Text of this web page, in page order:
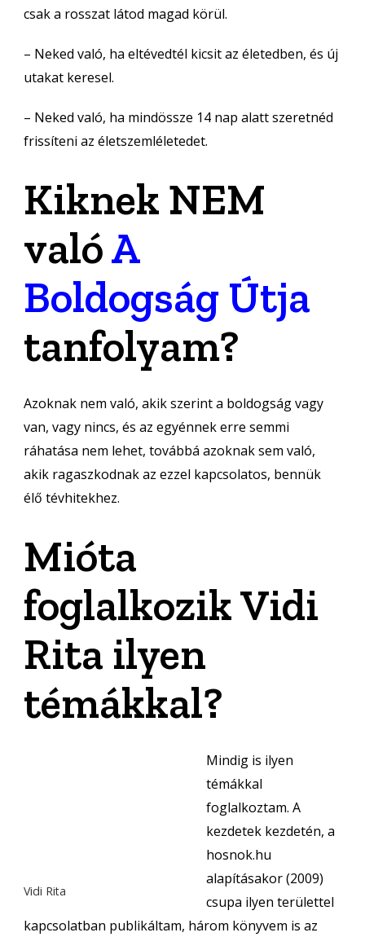
csak a rosszat látod magad körül.
– Neked való, ha eltévedtél kicsit az életedben, és új
utakat keresel.
– Neked való, ha mindössze 14 nap alatt szeretnéd
frissíteni az életszemléletedet.
Kiknek NEM
valóA
Boldogság Útja
tanfolyam?
Azoknak nem való, akik szerint a boldogság vagy
van, vagy nincs, és az egyénnek erre semmi
ráhatása nem lehet, továbbá azoknak sem való,
akik ragaszkodnak az ezzel kapcsolatos, bennük
élő tévhitekhez.
Mióta
foglalkozik Vidi
Rita ilyen
témákkal?
Vidi Rita
Mindig is ilyen
témákkal
foglalkoztam. A
kezdetek kezdetén, a
hosnok.hu
alapításakor (2009)
csupa ilyen területtel
kapcsolatban publikáltam, három könyvem is az